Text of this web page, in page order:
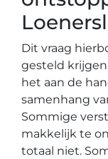
Dit vraag
gesteld
het aan de
samenhang
Sommige
makkelijk te
totaal niet.